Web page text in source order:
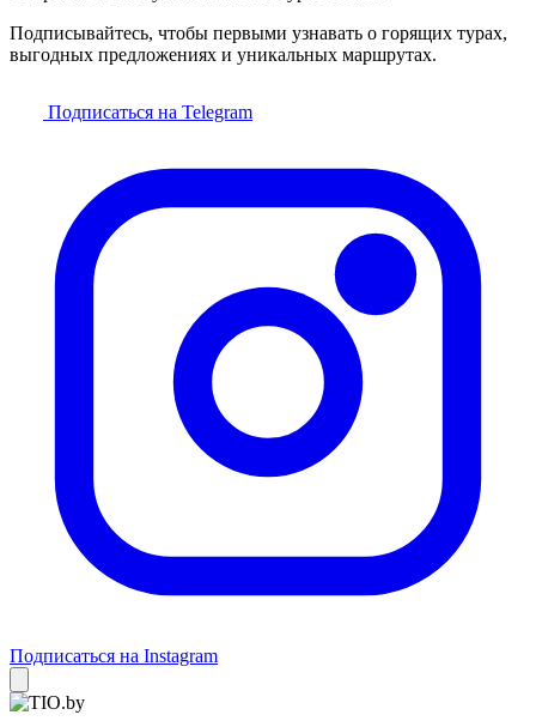
Подписывайтесь, чтобы первыми узнавать о горящих турах,
выгодных предложениях и уникальных маршрутах.
Подписаться на Telegram
Подписаться на Instagram